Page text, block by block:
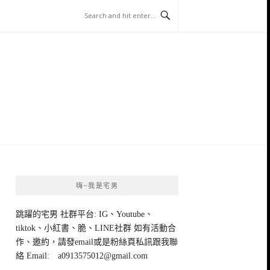
嗨~我是宅男
跳躍的宅男 社群平台: IG、Youtube、
tiktok、小紅書、脆、LINE社群 如有活動合
作、邀約，請發email或是粉絲頁私訊跟我聯
絡 Email: a0913575012@gmail.com